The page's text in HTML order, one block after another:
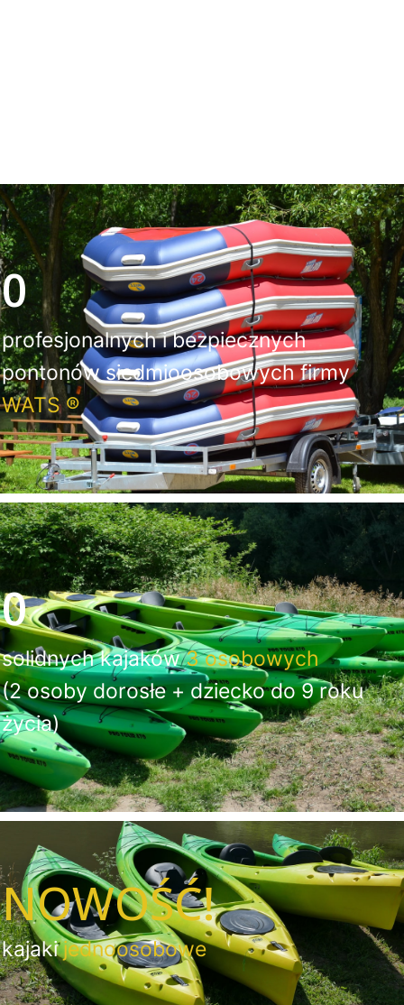
0
profesjonalnych i bezpiecznych
pontonów siedmioosobowych firmy
WATS ®
0
solidnych kajaków3 osobowych
(2 osoby dorosłe + dziecko do 9 roku
życia)
NOWOŚĆ!
kajakijednoosobowe